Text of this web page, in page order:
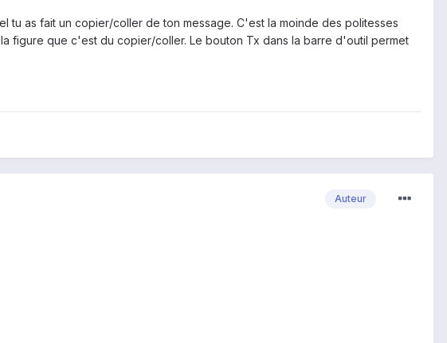
tu as fait un copier/coller de ton message. C'est la moinde des politesses
figure que c'est du copier/coller. Le bouton Tx dans la barre d'outil permet
Auteur